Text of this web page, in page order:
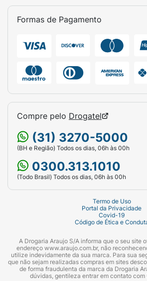
Formas de Pagamento
Compre pelo Drogatel
(31) 3270-5000
(BH e Região) Todos os dias, 06h às 00h
0300.313.1010
(Todo Brasil) Todos os dias, 06h às 00h
Termo de Uso
Portal da Privacidade
Covid-19
Código de Ética e
A Drogaria Araujo S/A informa que o seu site
endereço www.araujo.com.br, não
utilize indevidamente da sua marca. Para sua
que não sejam realizadas compras em sites
de forma fraudulenta da marca da Drogaria
dúvidas, gentileza entrar em contato